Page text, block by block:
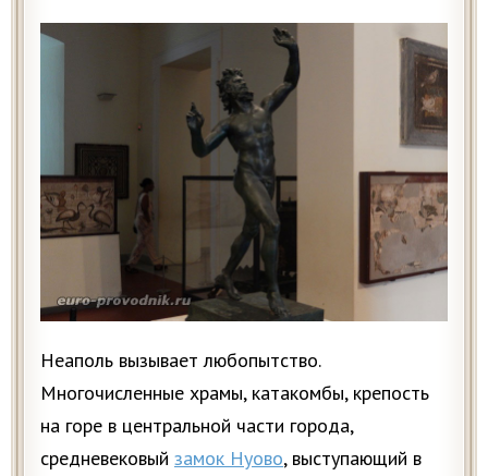
Неаполь вызывает любопытство.
Многочисленные храмы, катакомбы, крепость
на горе в центральной части города,
средневековый замок Нуово, выступающий в